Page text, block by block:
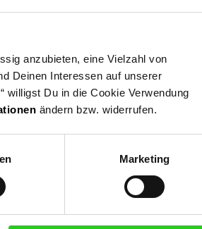
anzubieten, eine Vielzahl von
Deinen Interessen auf unserer
willigst Du in die Cookie Verwendung
ändern bzw. widerrufen.
Marketing
Video Speed Klasse 30 (V30) mit der SD